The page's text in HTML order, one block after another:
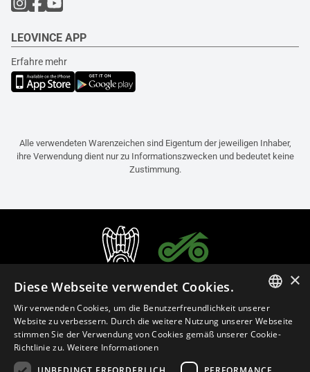
LEOVINCE APP
Erfahre mehr
Alle verwendeten Warenzeichen sind Eigentum der jeweiligen Inhaber,
ihre Verwendung dient nur zu Informationszwecken und bedeutet keine
Zustimmung.
ITALIAN
ENGLISH
×
Diese Webseite verwendet Cookies.
Wir verwenden Cookies, um die Benutzerfreundlichkeit unserer
Website zu verbessern. Durch die weitere Nutzung unserer Webseite
stimmen Sie der Verwendung von Cookies gemäß unserer Cookie-
Richtlinie zu. Weitere Informationen